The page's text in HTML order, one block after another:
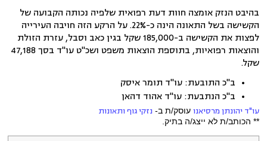
בהיבט הנזק אומצה חוות דעת רפואית שלפיה נכותה הקבועה של
הקשישה בשל התאונה הינה כ-22%.
על הרקע הזה חויבה העירייה
לפצות את הקשישה ב-185,000 שקל בגין כאב וסבל, עזרת הזולת
והוצאות רפואיות, בתוספת הוצאות משפט ושכ"ט עו"ד בסך 47,188
שקל.
ב"כ התובעת: עו"ד תומר איסק
ב"כ הנתבעת: עו"ד אהוד דהאן
עו"ד יהונתן מרסיאנו עוסק/ת ב- נזקי גוף ותאונות
** הכותב/ת לא ייצג/ה בתיק.